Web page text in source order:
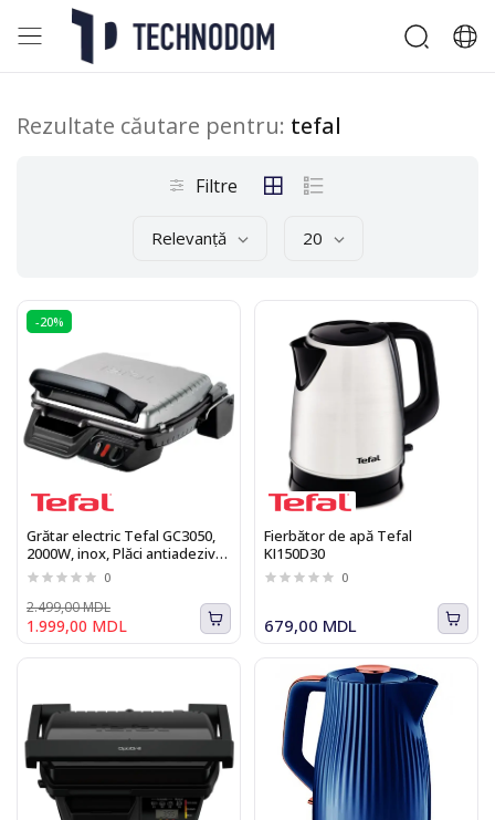
Rezultate căutare pentru: tefal
Filtre
Relevanță 20
-20%
Grătar electric Tefal GC3050,
2000W, inox, Plăci antiadezive
detașabile, Termostat reglabil
0
1.999,00 MDL
2.499,00 MDL
Fierbător de apă Tefal
KI150D30
0
679,00 MDL